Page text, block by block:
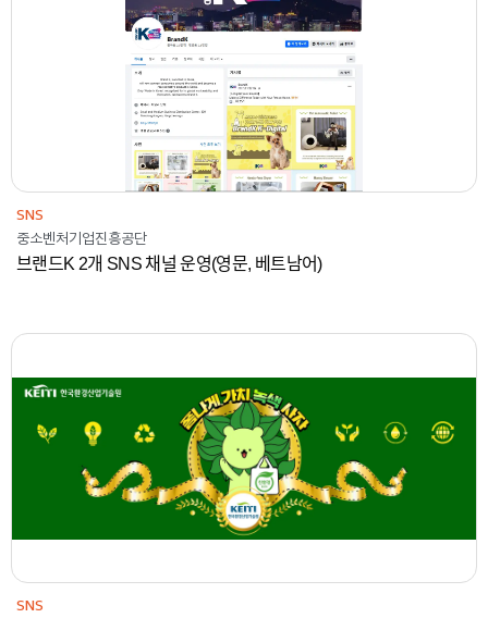
SNS
중소벤처기업진흥공단
브랜드K 2개 SNS 채널 운영(영문, 베트남어)
콘텐츠
SNS
SNS